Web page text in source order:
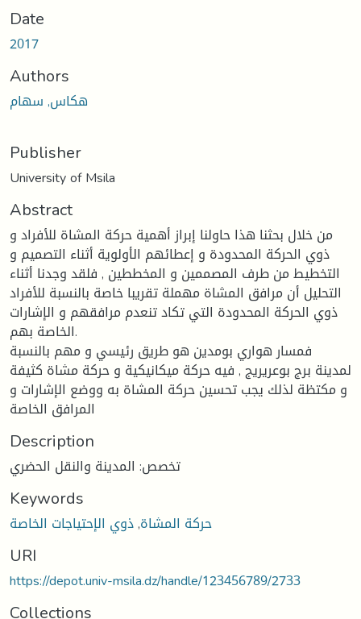
Date
2017
Authors
هكاس, سهام
Publisher
University of Msila
Abstract
من خلال بحثنا هذا حاولنا إبراز أهمية حركة المشاة للأفراد و
ذوي الحركة المحدودة و إعطائهم الأولوية أثناء التصميم و
التخطيط من طرف المصممين و المخططين , فلقد وجدنا أثناء
التحليل أن مرافق المشاة مهملة تقريبا خاصة بالنسبة للأفراد
ذوي الحركة المحدودة التي تكاد تنعدم مرافقهم و الإشارات
الخاصة بهم.
فمسار هواري بومدين هو طريق رئيسي و مهم بالنسبة
لمدينة برج بوعريريج , فيه حركة ميكانيكية و حركة مشاة كثيفة
و مكتظة لذلك يجب تحسين حركة المشاة به ووضع الإشارات و
المرافق الخاصة
Description
تخصص: المدينة والنقل الحضري
Keywords
حركة المشاة,ذوي الإحتياجات الخاصة
URI
https://depot.univ-msila.dz/handle/123456789/2733
Collections